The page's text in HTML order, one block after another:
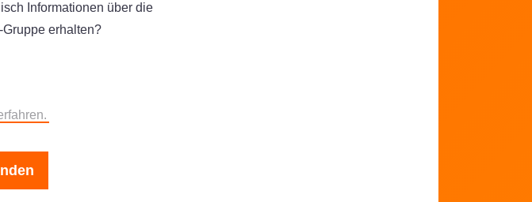
Informationen über die
erhalten?